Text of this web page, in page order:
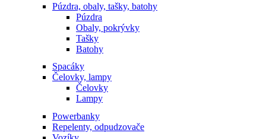
Púzdra, obaly, tašky, batohy
Púzdra
Obaly, pokrývky
Tašky
Batohy
Spacáky
Čelovky, lampy
Čelovky
Lampy
Powerbanky
Repelenty, odpudzovače